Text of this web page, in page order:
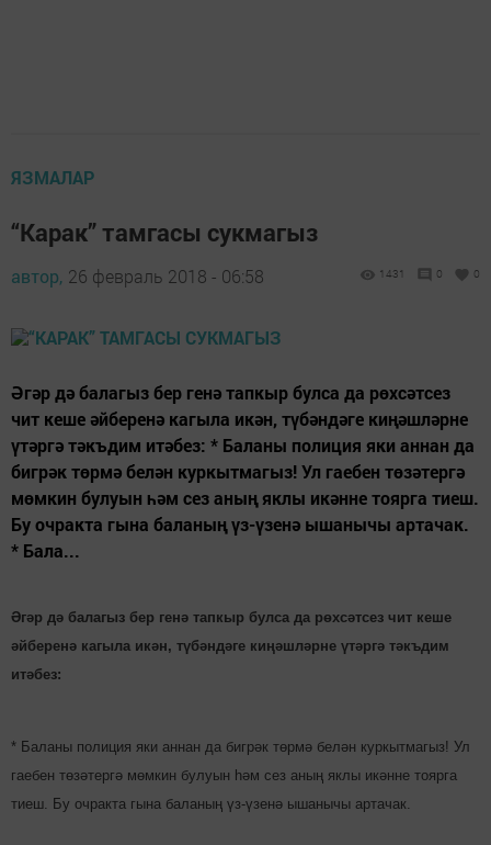
ЯЗМАЛАР
“Карак” тамгасы сукмагыз
автор, 26 февраль 2018 - 06:58 1431 0 0
Әгәр дә балагыз бер генә тапкыр булса да рөхсәтсез
чит кеше әйберенә кагыла икән, түбәндәге киңәшләрне
үтәргә тәкъдим итәбез: * Баланы полиция яки аннан да
бигрәк төрмә белән куркытмагыз! Ул гаебен төзәтергә
мөмкин булуын һәм сез аның яклы икәнне тоярга тиеш.
Бу очракта гына баланың үз-үзенә ышанычы артачак.
* Бала...
Әгәр дә балагыз бер генә тапкыр булса да рөхсәтсез чит кеше
әйберенә кагыла икән, түбәндәге киңәшләрне үтәргә тәкъдим
итәбез:
* Баланы полиция яки аннан да бигрәк төрмә белән куркытмагыз! Ул
гаебен төзәтергә мөмкин булуын һәм сез аның яклы икәнне тоярга
тиеш. Бу очракта гына баланың үз-үзенә ышанычы артачак.